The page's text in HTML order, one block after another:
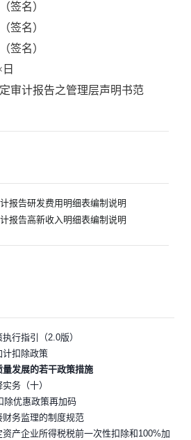
名）
名）
名）
审计报告之管理层声明书范
报告研发费用明细表编制说明
报告高新收入明细表编制说明
行指引（2.0版）
计扣除政策
发展的若干政策措施
务（十）
除优惠政策再加码
财务监理的制度规范
产企业所得税税前一次性扣除和100%加